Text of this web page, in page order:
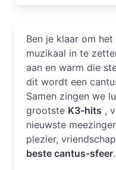
Ben je klaar om
muzikaal in te
aan en warm die
dit wordt een
Samen zingen we
grootste K3-hits ,
nieuwste
plezier,
beste cantus-sfeer.